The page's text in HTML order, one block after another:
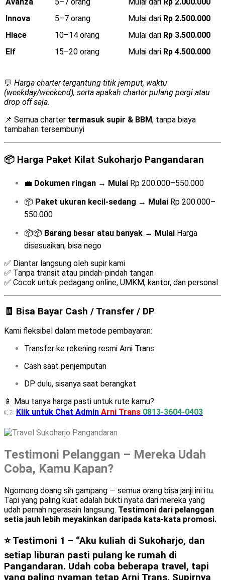
Avanza
5–7 orang Mulai dari Rp 2.000.000
Innova
5–7 orang Mulai dari Rp 2.500.000
Hiace
10–14 orang Mulai dari Rp 3.500.000
Elf
15–20 orang Mulai dari Rp 4.500.000
💬 Harga charter tergantung titik jemput, waktu
(weekday/weekend), serta apakah charter pulang pergi atau
drop off saja.
📌 Semua charter termasuk supir & BBM, tanpa biaya
tambahan tersembunyi
📦 Harga Paket Kilat Sukoharjo Pangandaran
💼 Dokumen ringan → Mulai Rp 200.000–550.000
📦 Paket ukuran kecil-sedang → Mulai Rp 200.000–
550.000
📦📦 Barang besar atau banyak → Mulai Harga
disesuaikan, bisa nego
✅ Diantar langsung oleh supir kami
✅ Tanpa transit atau pindah-pindah tangan
✅ Cocok untuk pedagang online, UMKM, kantor, dan personal
🧾 Bisa Bayar Cash / Transfer / DP
Kami fleksibel dalam metode pembayaran:
Transfer ke rekening resmi Arni Trans
Cash saat penjemputan
DP dulu, sisanya saat berangkat
📱 Mau tanya harga pasti untuk rute kamu?
👉 Klik untuk Chat Admin Arni Trans 0813-3604-0403
Testimoni Pelanggan – Mereka Udah
Coba, Kamu Kapan?
Ngomong doang sih gampang — semua orang bisa janji ini itu.
Tapi yang paling kuat adalah bukti nyata dari mereka yang
udah pernah ngerasain langsung. Testimoni dari pelanggan
setia jauh lebih meyakinkan daripada kata-kata promosi.
⭐ Testimoni 1 – “Aku kuliah di Sukoharjo, dan
setiap liburan pasti pulang ke rumah di
Pangandaran. Udah coba beberapa travel, tapi
yang paling nyaman tetap Arni Trans. Supirnya